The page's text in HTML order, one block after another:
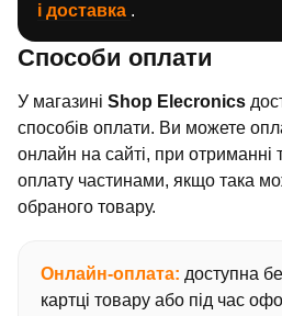
і доставка .
Способи оплати
У магазині Shop Elecronics
способів оплати. Ви можете
онлайн на сайті, при
оплату частинами, якщо така
обраного товару.
Онлайн-оплата: доступна
картці товару або під час